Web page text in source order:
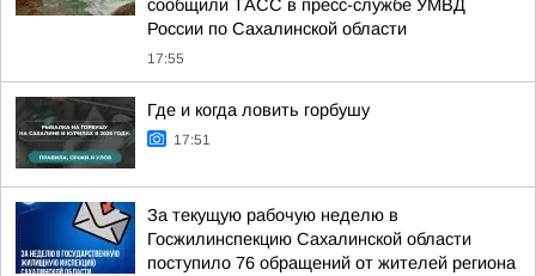
сообщили ТАСС в пресс-службе УМВД
России по Сахалинской области
17:55
Где и когда ловить горбушу
17:51
За текущую рабочую неделю в
Госжилинспекцию Сахалинской области
поступило 76 обращений от жителей региона